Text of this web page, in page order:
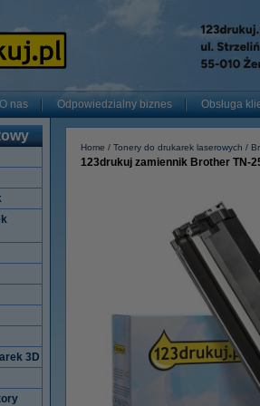
O nas Odpowiedzialny biznes Obsługa
3D
Home Tonery do drukarek laserowych
123drukuj zamiennik Brother TN-